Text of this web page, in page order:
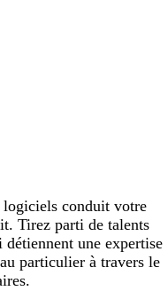
logiciels conduit votre
Tirez parti de talents
une expertise
particulier à travers le